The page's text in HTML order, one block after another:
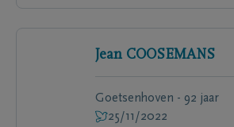
Jean COOSEMANS
Goetsenhoven - 92 jaar
25/11/2022